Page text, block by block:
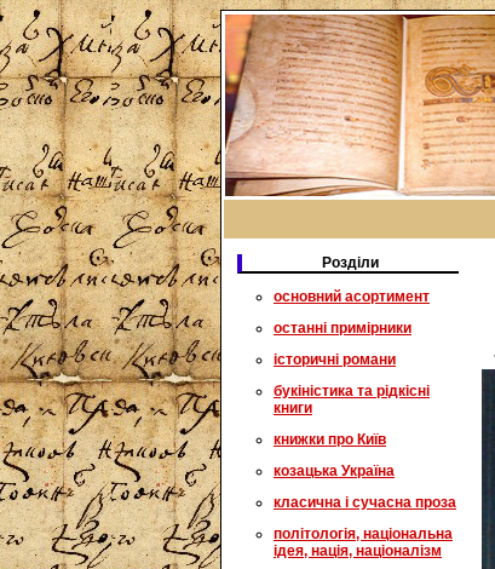
Розділи
основний асортимент
останні примірники
історичні романи
букіністика та рідкісні
книги
книжки про Київ
козацька Україна
класична і сучасна проза
політологія, національна
ідея, нація, націоналізм